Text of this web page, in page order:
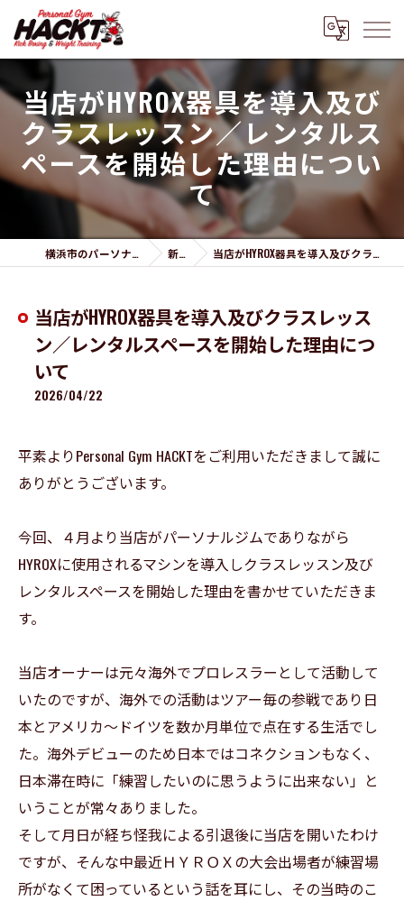
当店がHYROX器具を導入及び
クラスレッスン／レンタルス
ペースを開始した理由につい
て
横浜市のパーソナルジムならPersonal Gym HACKT 新着情報 当店がHYROX器具を導入及びクラスレッスン／レンタルスペースを開始した理由について
当店がHYROX器具を導入及びクラスレッス
ン／レンタルスペースを開始した理由につ
いて
2026/04/22
平素よりPersonal Gym HACKTをご利用いただきまして誠に
ありがとうございます。
今回、４月より当店がパーソナルジムでありながら
HYROXに使用されるマシンを導入しクラスレッスン及び
レンタルスペースを開始した理由を書かせていただきま
す。
当店オーナーは元々海外でプロレスラーとして活動して
いたのですが、海外での活動はツアー毎の参戦であり日
本とアメリカ～ドイツを数か月単位で点在する生活でし
た。海外デビューのため日本ではコネクションもなく、
日本滞在時に「練習したいのに思うように出来ない」と
いうことが常々ありました。
そして月日が経ち怪我による引退後に当店を開いたわけ
ですが、そんな中最近ＨＹＲＯＸの大会出場者が練習場
所がなくて困っているという話を耳にし、その当時のこ